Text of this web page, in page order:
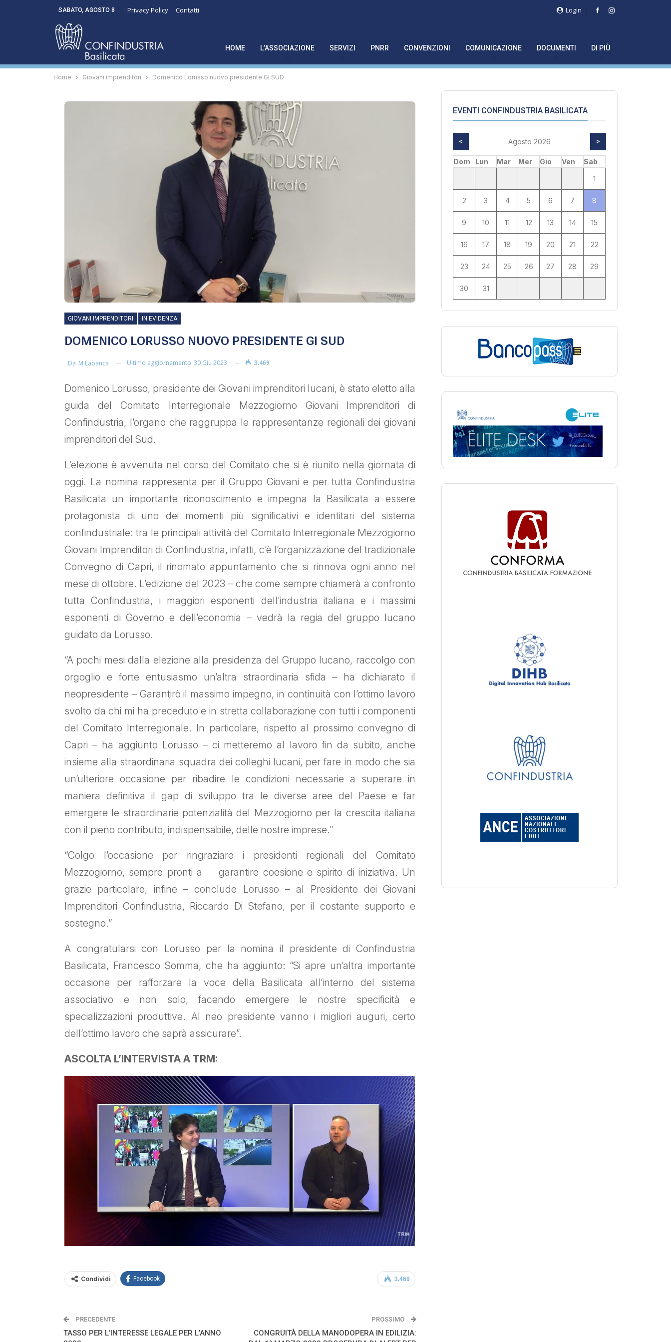
Login
SABATO, AGOSTO 8 Privacy Policy Contatti
HOME L’ASSOCIAZIONE SERVIZI PNRR CONVENZIONI COMUNICAZIONE DOCUMENTI DI PIÙ
Home Giovani imprenditori Domenico Lorusso nuovo presidente GI SUD
GIOVANI IMPRENDITORI IN EVIDENZA
DOMENICO LORUSSO NUOVO PRESIDENTE GI SUD
Da M.labanca Ultimo aggiornamento 30 Giu 2023 3.469
Domenico Lorusso, presidente dei Giovani imprenditori lucani, è stato eletto alla
guida del Comitato Interregionale Mezzogiorno Giovani Imprenditori di
Confindustria, l’organo che raggruppa le rappresentanze regionali dei giovani
imprenditori del Sud.
L’elezione è avvenuta nel corso del Comitato che si è riunito nella giornata di
oggi. La nomina rappresenta per il Gruppo Giovani e per tutta Confindustria
Basilicata un importante riconoscimento e impegna la Basilicata a essere
protagonista di uno dei momenti più significativi e identitari del sistema
confindustriale: tra le principali attività del Comitato Interregionale Mezzogiorno
Giovani Imprenditori di Confindustria, infatti, c’è l’organizzazione del tradizionale
Convegno di Capri, il rinomato appuntamento che si rinnova ogni anno nel
mese di ottobre. L’edizione del 2023 – che come sempre chiamerà a confronto
tutta Confindustria, i maggiori esponenti dell’industria italiana e i massimi
esponenti di Governo e dell’economia – vedrà la regia del gruppo lucano
guidato da Lorusso.
“A pochi mesi dalla elezione alla presidenza del Gruppo lucano, raccolgo con
orgoglio e forte entusiasmo un’altra straordinaria sfida – ha dichiarato il
neopresidente – Garantirò il massimo impegno, in continuità con l’ottimo lavoro
svolto da chi mi ha preceduto e in stretta collaborazione con tutti i componenti
del Comitato Interregionale. In particolare, rispetto al prossimo convegno di
Capri – ha aggiunto Lorusso – ci metteremo al lavoro fin da subito, anche
insieme alla straordinaria squadra dei colleghi lucani, per fare in modo che sia
un’ulteriore occasione per ribadire le condizioni necessarie a superare in
maniera definitiva il gap di sviluppo tra le diverse aree del Paese e far
emergere le straordinarie potenzialità del Mezzogiorno per la crescita italiana
con il pieno contributo, indispensabile, delle nostre imprese.”
“Colgo l’occasione per ringraziare i presidenti regionali del Comitato
Mezzogiorno, sempre pronti a garantire coesione e spirito di iniziativa. Un
grazie particolare, infine – conclude Lorusso – al Presidente dei Giovani
Imprenditori Confindustria, Riccardo Di Stefano, per il costante supporto e
sostegno.”
A congratularsi con Lorusso per la nomina il presidente di Confindustria
Basilicata, Francesco Somma, che ha aggiunto: “Si apre un’altra importante
occasione per rafforzare la voce della Basilicata all’interno del sistema
associativo e non solo, facendo emergere le nostre specificità e
specializzazioni produttive. Al neo presidente vanno i migliori auguri, certo
dell’ottimo lavoro che saprà assicurare”.
ASCOLTA L’INTERVISTA A TRM:
3.469
Condividi Facebook
PRECEDENTE
TASSO PER L’INTERESSE LEGALE PER L’ANNO
PROSSIMO
CONGRUITÀ DELLA MANODOPERA IN EDILIZIA:
EVENTI CONFINDUSTRIA BASILICATA
< Agosto 2026 >
Dom Lun Mar Mer Gio Ven
Sab
1
2 3 4 5 6 7 8
9 10 11 12 13 14 15
16 17 18 19 20 21 22
23 24 25 26 27 28 29
30 31